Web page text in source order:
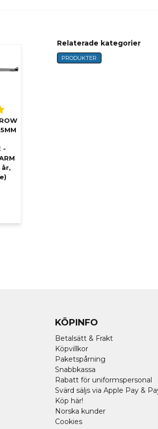
-
Relaterade kategorier
PRODUKTER
KÖPINFO
Betalsätt & Frakt
Köpvillkor
Paketspårning
Snabbkassa
Rabatt för uniformspersonal
Svärd säljs via Apple Pay &
Köp här!
Norska kunder
Cookies